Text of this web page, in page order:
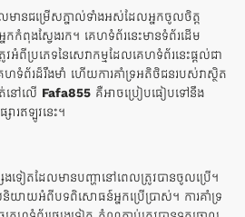
លមានជម្រើសភ្នាល់ទាំងអស់ដែលអ្នកចូលចិត្ត
នកកំពុងស្វែងរក។ គេហទំព័រនេះមានទំព័រដើម
ពីប្រភេទនៃសេវាកម្មដែលគេហទំព័រនេះផ្តល់ជា
ហទំព័រដ៏រឹងមាំ ហើយការគាំទ្រអតិថិជនរបស់វាស្ថិត
នៅលើ Fafa855 គឺអាចប្រៀបធៀបទៅនឹង
ារឥឡូវនេះ។
ទៀតដែលមានបញ្ហានៅពេលត្រូវបានចូលប្រើ។
យាយអំពីបទពិសោធន៍អ្នកប្រើប្រាស់។ ការគាំទ្រ